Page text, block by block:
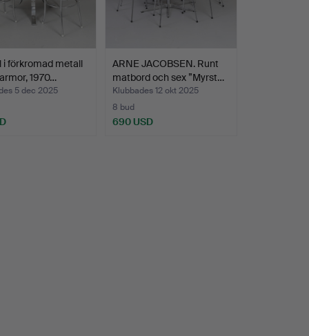
i förkromad metall
1970…
5 dec 2025
ARNE JACOBSEN. Runt
matbord och sex ”Myrst…
Klubbades 12 okt 2025
8 bud
690 USD